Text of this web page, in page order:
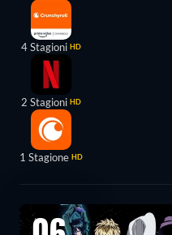
4 Stagioni HD
2 Stagioni HD
1 Stagione HD